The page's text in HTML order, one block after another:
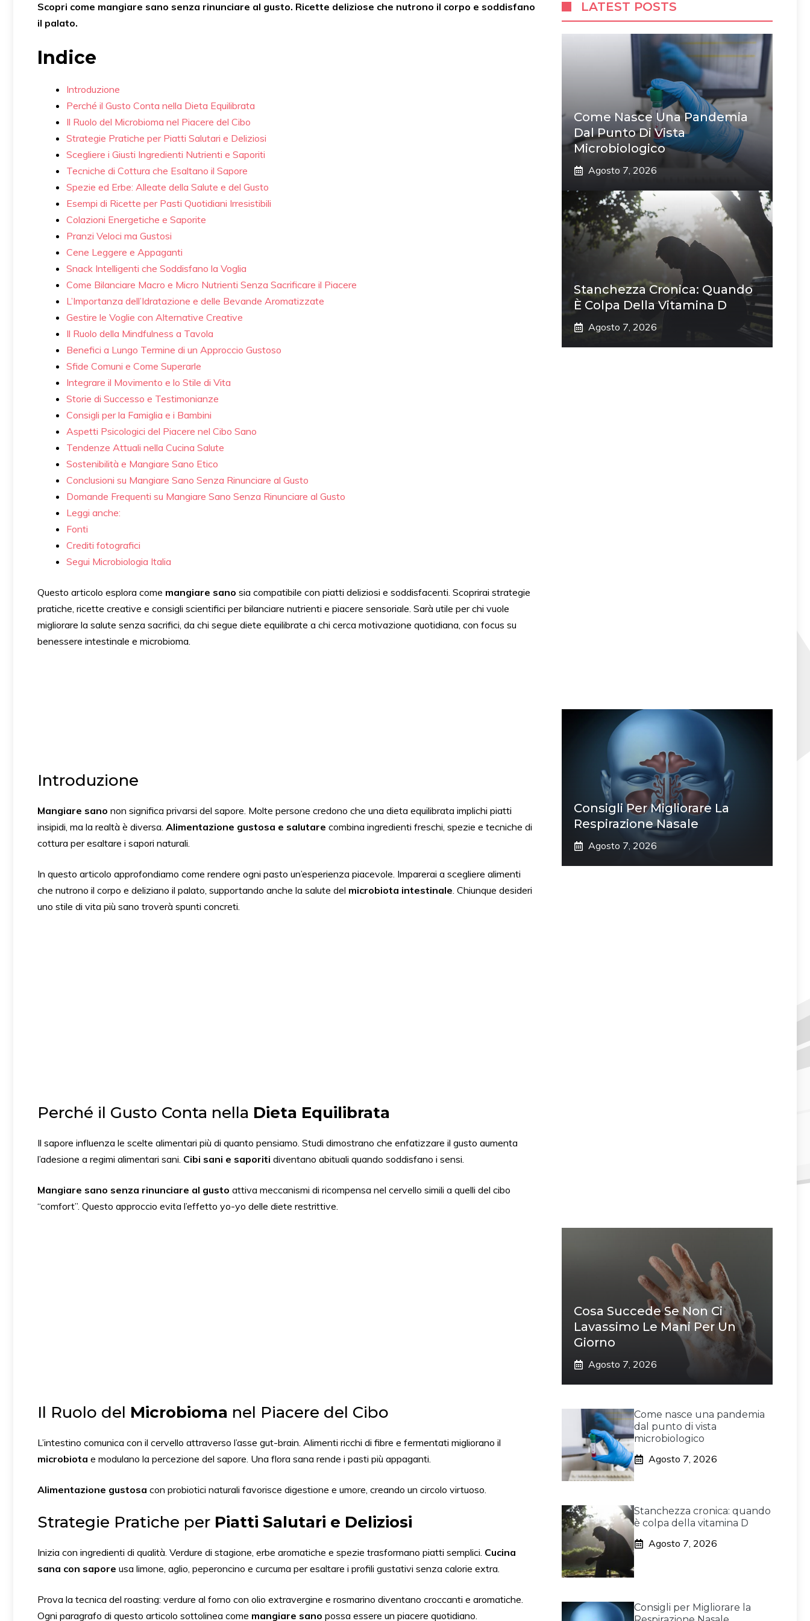
Scopri come mangiare sano senza rinunciare al gusto. Ricette deliziose che nutrono il corpo e soddisfano
il palato.
Indice
Introduzione
Perché il Gusto Conta nella Dieta Equilibrata
Il Ruolo del Microbioma nel Piacere del Cibo
Strategie Pratiche per Piatti Salutari e Deliziosi
Scegliere i Giusti Ingredienti Nutrienti e Saporiti
Tecniche di Cottura che Esaltano il Sapore
Spezie ed Erbe: Alleate della Salute e del Gusto
Esempi di Ricette per Pasti Quotidiani Irresistibili
Colazioni Energetiche e Saporite
Pranzi Veloci ma Gustosi
Cene Leggere e Appaganti
Snack Intelligenti che Soddisfano la Voglia
Come Bilanciare Macro e Micro Nutrienti Senza Sacrificare il Piacere
L’Importanza dell’Idratazione e delle Bevande Aromatizzate
Gestire le Voglie con Alternative Creative
Il Ruolo della Mindfulness a Tavola
Benefici a Lungo Termine di un Approccio Gustoso
Sfide Comuni e Come Superarle
Integrare il Movimento e lo Stile di Vita
Storie di Successo e Testimonianze
Consigli per la Famiglia e i Bambini
Aspetti Psicologici del Piacere nel Cibo Sano
Tendenze Attuali nella Cucina Salute
Sostenibilità e Mangiare Sano Etico
Conclusioni su Mangiare Sano Senza Rinunciare al Gusto
Domande Frequenti su Mangiare Sano Senza Rinunciare al Gusto
Leggi anche:
Fonti
Crediti fotografici
Segui Microbiologia Italia
Questo articolo esplora come mangiare sano sia compatibile con piatti deliziosi e soddisfacenti. Scoprirai strategie
pratiche, ricette creative e consigli scientifici per bilanciare nutrienti e piacere sensoriale. Sarà utile per chi vuole
migliorare la salute senza sacrifici, da chi segue diete equilibrate a chi cerca motivazione quotidiana, con focus su
benessere intestinale e microbioma.
Introduzione
Mangiare sano non significa privarsi del sapore. Molte persone credono che una dieta equilibrata implichi piatti
insipidi, ma la realtà è diversa. Alimentazione gustosa e salutare combina ingredienti freschi, spezie e tecniche di
cottura per esaltare i sapori naturali.
In questo articolo approfondiamo come rendere ogni pasto un’esperienza piacevole. Imparerai a scegliere alimenti
che nutrono il corpo e deliziano il palato, supportando anche la salute del microbiota intestinale. Chiunque desideri
uno stile di vita più sano troverà spunti concreti.
Perché il Gusto Conta nella Dieta Equilibrata
Il sapore influenza le scelte alimentari più di quanto pensiamo. Studi dimostrano che enfatizzare il gusto aumenta
l’adesione a regimi alimentari sani. Cibi sani e saporiti diventano abituali quando soddisfano i sensi.
Mangiare sano senza rinunciare al gusto attiva meccanismi di ricompensa nel cervello simili a quelli del cibo
“comfort”. Questo approccio evita l’effetto yo-yo delle diete restrittive.
Il Ruolo del Microbioma nel Piacere del Cibo
L’intestino comunica con il cervello attraverso l’asse gut-brain. Alimenti ricchi di fibre e fermentati migliorano il
microbiota e modulano la percezione del sapore. Una flora sana rende i pasti più appaganti.
Alimentazione gustosa con probiotici naturali favorisce digestione e umore, creando un circolo virtuoso.
Strategie Pratiche per Piatti Salutari e Deliziosi
Inizia con ingredienti di qualità. Verdure di stagione, erbe aromatiche e spezie trasformano piatti semplici. Cucina
sana con sapore usa limone, aglio, peperoncino e curcuma per esaltare i profili gustativi senza calorie extra.
Prova la tecnica del roasting: verdure al forno con olio extravergine e rosmarino diventano croccanti e aromatiche.
Ogni paragrafo di questo articolo sottolinea come mangiare sano possa essere un piacere quotidiano.
LATEST POSTS
Come Nasce Una Pandemia
Dal Punto Di Vista
Microbiologico
Agosto 7, 2026
Stanchezza Cronica: Quando
È Colpa Della Vitamina D
Agosto 7, 2026
Consigli Per Migliorare La
Respirazione Nasale
Agosto 7, 2026
Cosa Succede Se Non Ci
Lavassimo Le Mani Per Un
Giorno
Agosto 7, 2026
Come nasce una pandemia
dal punto di vista
microbiologico
Agosto 7, 2026
Stanchezza cronica: quando
è colpa della vitamina D
Agosto 7, 2026
Consigli per Migliorare la